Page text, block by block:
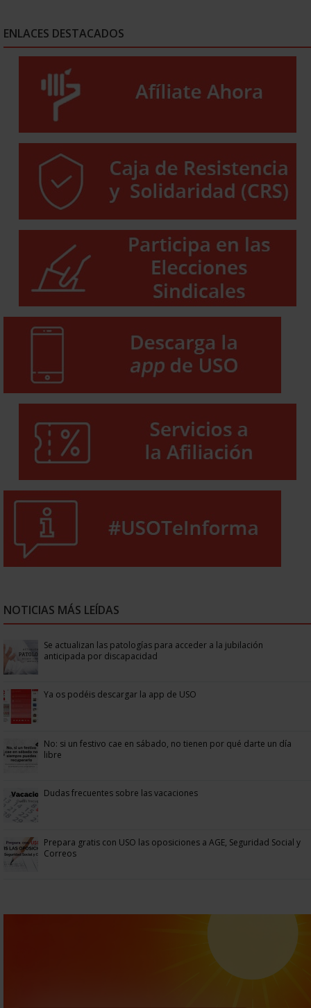
ENLACES DESTACADOS
NOTICIAS MÁS LEÍDAS
Se actualizan las patologías para acceder a la jubilación
anticipada por discapacidad
Ya os podéis descargar la app de USO
No: si un festivo cae en sábado, no tienen por qué darte un día
libre
Dudas frecuentes sobre las vacaciones
Prepara gratis con USO las oposiciones a AGE, Seguridad Social y
Correos